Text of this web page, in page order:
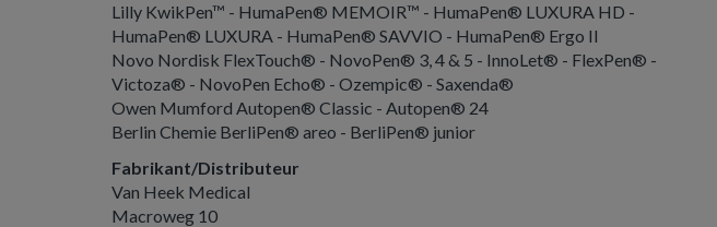
Lilly KwikPen™ - HumaPen® MEMOIR™ - HumaPen® LUXURA HD -
HumaPen® LUXURA - HumaPen® SAVVIO - HumaPen® Ergo II
Novo Nordisk FlexTouch® - NovoPen® 3, 4 & 5 - InnoLet® - FlexPen® -
Victoza® - NovoPen Echo® - Ozempic® - Saxenda®
Owen Mumford Autopen® Classic - Autopen® 24
Berlin Chemie BerliPen® areo - BerliPen® junior
Fabrikant/Distributeur
Van Heek Medical
Macroweg 10